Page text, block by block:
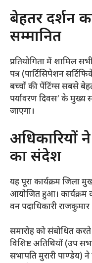
​बेहतर
सम्मानित
​प्रतियोगिता में शामिल
पत्र (पार्टिसिपेशन
बच्चों की पेंटिंग्स सबसे
पर्यावरण दिवस’ के मुख्य
जाएगा।
​अधिकारियों
का संदेश
​यह पूरा कार्यक्रम जिला
आयोजित हुआ।
वन पदाधिकारी
​समारोह को संबोधित
विशिष्ट अतिथियों (उप
सभापति मुरारी पाण्डेय)